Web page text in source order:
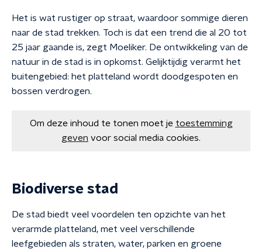
Het is wat rustiger op straat, waardoor sommige dieren
naar de stad trekken. Toch is dat een trend die al 20 tot
25 jaar gaande is, zegt Moeliker. De ontwikkeling van de
natuur in de stad is in opkomst. Gelijktijdig verarmt het
buitengebied: het platteland wordt doodgespoten en
bossen verdrogen.
Om deze inhoud te tonen moet je toestemming
geven voor social media cookies.
Biodiverse stad
De stad biedt veel voordelen ten opzichte van het
verarmde platteland, met veel verschillende
leefgebieden als straten, water, parken en groene